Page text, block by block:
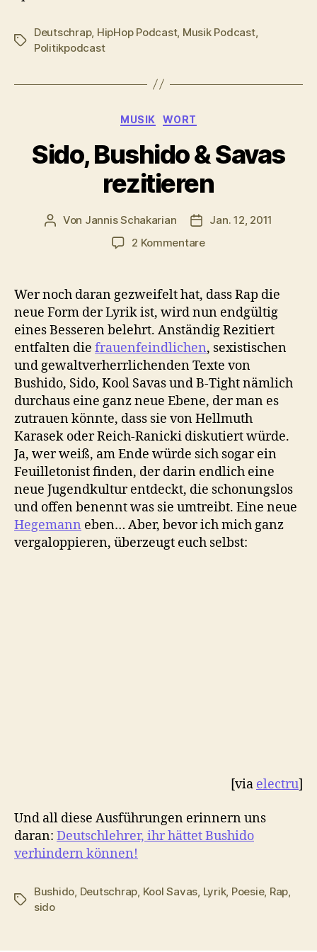
Schlagwörter
Deutschrap, HipHop Podcast, Musik Podcast,
Politikpodcast
Kategorien
MUSIK WORT
Sido, Bushido & Savas
rezitieren
Beitragsautor
Von Jannis Schakarian
Jan. 12, 2011
2 Kommentarezu
&
rezitieren
Wer noch daran gezweifelt hat, dass Rap die
neue Form der Lyrik ist, wird nun endgültig
eines Besseren belehrt. Anständig Rezitiert
entfalten die frauenfeindlichen, sexistischen
und gewaltverherrlichenden Texte von
Bushido, Sido, Kool Savas und B-Tight nämlich
durchaus eine ganz neue Ebene, der man es
zutrauen könnte, dass sie von Hellmuth
Karasek oder Reich-Ranicki diskutiert würde.
Ja, wer weiß, am Ende würde sich sogar ein
Feuilletonist finden, der darin endlich eine
neue Jugendkultur entdeckt, die schonungslos
und offen benennt was sie umtreibt. Eine neue
Hegemann eben… Aber, bevor ich mich ganz
vergaloppieren, überzeugt euch selbst:
[via electru]
Und all diese Ausführungen erinnern uns
daran: Deutschlehrer, ihr hättet Bushido
verhindern können!
Schlagwörter
Bushido Deutschrap Kool Savas Lyrik, Poesie, Rap
sido